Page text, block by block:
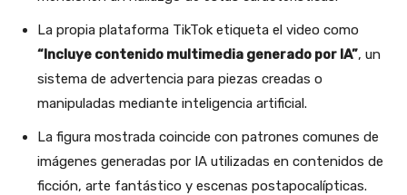
La propia plataforma TikTok etiqueta el video como
“Incluye contenido multimedia generado por IA”, un
sistema de advertencia para piezas creadas o
manipuladas mediante inteligencia artificial.
La figura mostrada coincide con patrones comunes de
imágenes generadas por IA utilizadas en contenidos de
ficción, arte fantástico y escenas postapocalípticas.